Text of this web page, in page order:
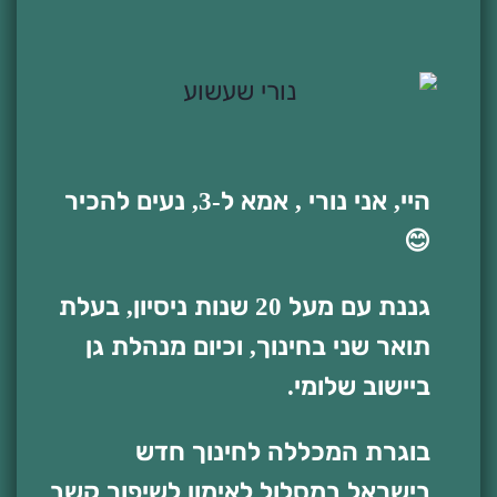
היי, אני נורי , אמא ל-3, נעים להכיר
😊
גננת עם מעל 20 שנות ניסיון, בעלת
תואר שני בחינוך, וכיום מנהלת גן
ביישוב שלומי.
בוגרת המכללה לחינוך חדש